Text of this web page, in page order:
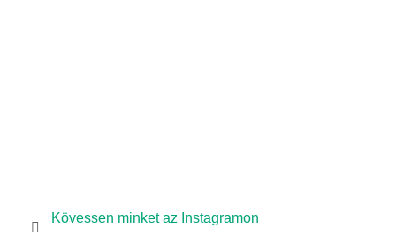
Kövessen minket az Instagramon